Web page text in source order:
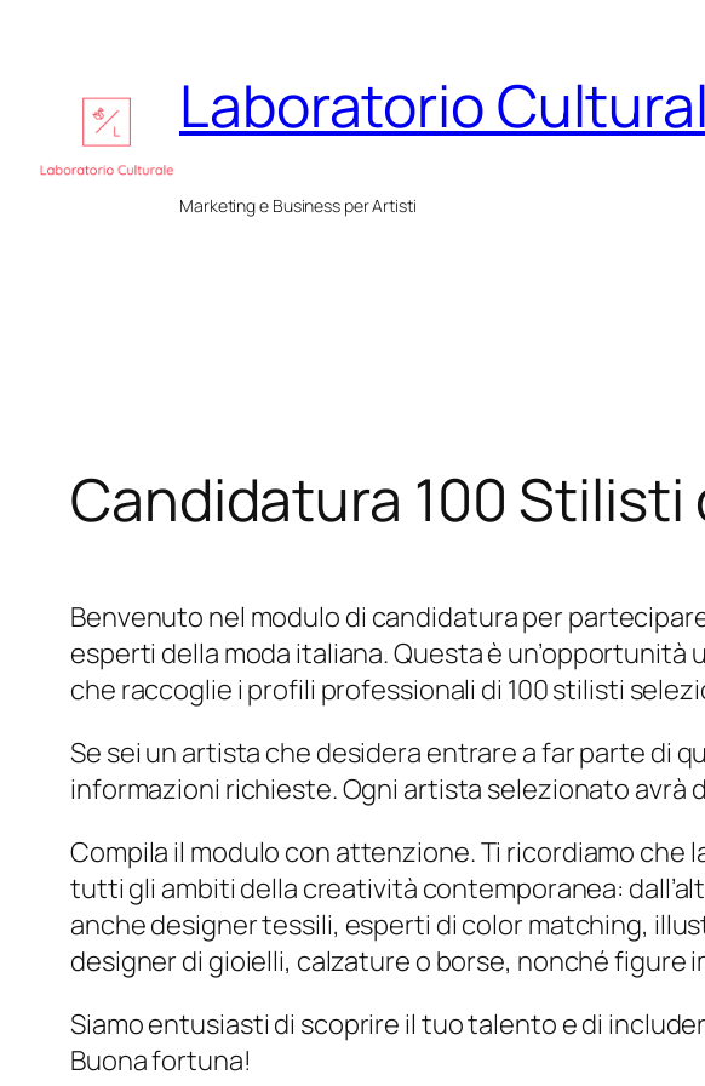
contenuto
Laboratorio
Marketing e Business per Artisti
Candidatura 100 Stilisti
Benvenuto nel modulo di candidatura per
esperti della moda italiana. Questa è
che raccoglie i profili professionali di 100 stilisti
Se sei un artista che desidera entrare a far parte di
informazioni richieste. Ogni artista selezionato avrà
Compila il modulo con attenzione. Ti ricordiamo
tutti gli ambiti della creatività contemporanea:
anche designer tessili, esperti di color matching,
designer di gioielli, calzature o borse, nonché
Siamo entusiasti di scoprire il tuo talento e di
Buona fortuna!